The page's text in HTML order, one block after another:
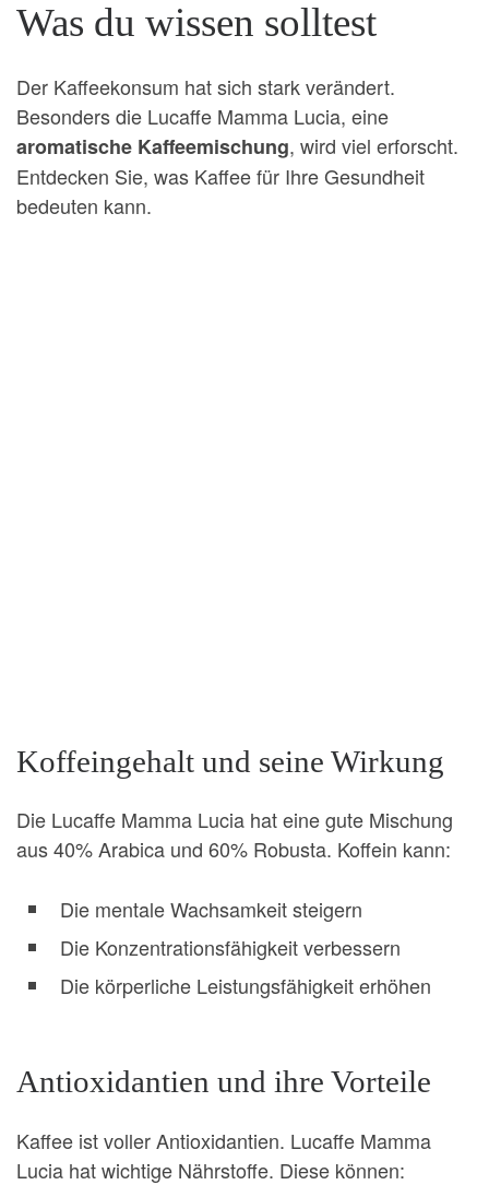
Was du wissen solltest
Der Kaffeekonsum hat sich stark verändert.
Besonders die Lucaffe Mamma Lucia, eine
aromatische Kaffeemischung, wird viel erforscht.
Entdecken Sie, was Kaffee für Ihre Gesundheit
bedeuten kann.
Koffeingehalt und seine Wirkung
Die Lucaffe Mamma Lucia hat eine gute Mischung
aus 40% Arabica und 60% Robusta. Koffein kann:
Die mentale Wachsamkeit steigern
Die Konzentrationsfähigkeit verbessern
Die körperliche Leistungsfähigkeit erhöhen
Antioxidantien und ihre Vorteile
Kaffee ist voller Antioxidantien. Lucaffe Mamma
Lucia hat wichtige Nährstoffe. Diese können: